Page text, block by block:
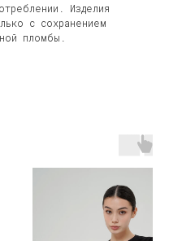
Изделия
с сохранением
пломбы.